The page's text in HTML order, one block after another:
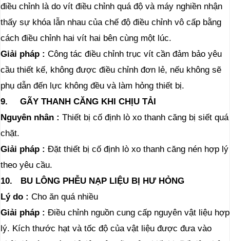
điều chỉnh là do vít điều chỉnh quá độ và máy nghiền nhận
thấy sự khóa lẫn nhau của chế độ điều chỉnh vô cấp bằng
cách điều chỉnh hai vít hai bên cùng một lúc.
Giải pháp : Công tác điều chỉnh trục vít cần đảm bảo yêu
cầu thiết kế, không được điều chỉnh đơn lẻ, nếu không sẽ
phụ dẫn đến lực không đều và làm hỏng thiết bị.
9.
GÃY THANH CĂNG KHI CHỊU TẢI
Nguyên nhân : Thiết bị cố định lò xo thanh căng bị siết quá
chặt.
Giải pháp : Đặt thiết bị cố định lò xo thanh căng nén hợp lý
theo yêu cầu.
10.
BU LÔNG PHỄU NẠP LIỆU BỊ HƯ HỎNG
Lý do : Cho ăn quá nhiều
Giải pháp : Điều chỉnh nguồn cung cấp nguyên vật liệu hợp
lý. Kích thước hạt và tốc độ của vật liệu được đưa vào